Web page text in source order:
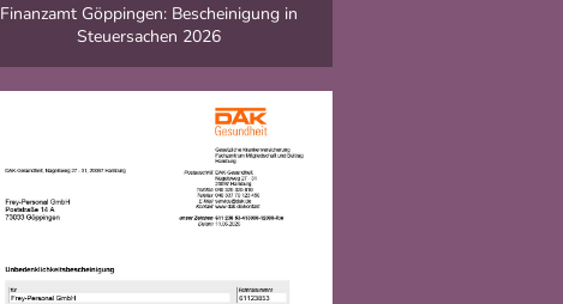
Finanzamt Göppingen: Bescheinigung in
Steuersachen 2026